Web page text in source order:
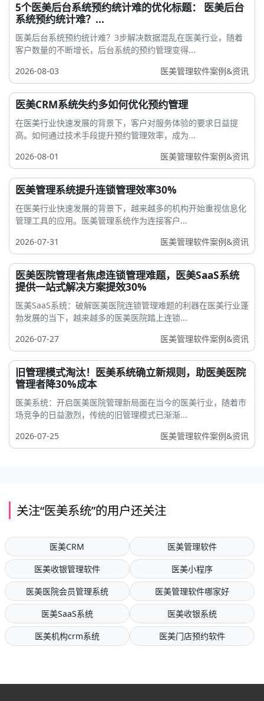
5个医美后台系统预约统计难的优化标题： 医美后台
系统预约统计难？...
医美后台系统预约统计难？3步解决数据混乱在医美行业，随着
客户数量的不断增长，后台系统的预约管理变得...
2026-08-03
医美管理软件案例&资讯
医美CRM系统失约多如何优化预约管理
在医美行业快速发展的背景下，客户对服务体验的要求日益提
高。如何通过技术手段提升预约管理效率，成为...
2026-08-01
医美管理软件案例&资讯
医美管理系统提升连锁管理效率30%
在医美行业快速发展的背景下，越来越多的机构开始重视信息化
管理工具的应用。医美管理系统作为连接客户...
2026-07-31
医美管理软件案例&资讯
医美医院管理者焦虑连锁管理难题，医美SaaS系统
提供一站式解决方案提效30%
医美SaaS系统：破解医美医院连锁管理难题的利器在医美行业蓬
勃发展的当下，越来越多的医美医院踏上连锁...
2026-07-27
医美管理软件案例&资讯
旧管理模式淘汰！医美系统确立新规则，助医美医院
管理者降30%成本
医美系统：开启医美医院管理新局面在当今的医美行业，随着市
场竞争的日益激烈，传统的旧管理模式已渐渐...
2026-07-25
医美管理软件案例&资讯
关注“医美系统”的用户还关注
医美CRM
医美管理软件
医美收银管理软件
医美小程序
医美医院会员管理系统
医美管理软件哪家好
医美SaaS系统
医美收银系统
医美机构crm系统
医美门店预约软件